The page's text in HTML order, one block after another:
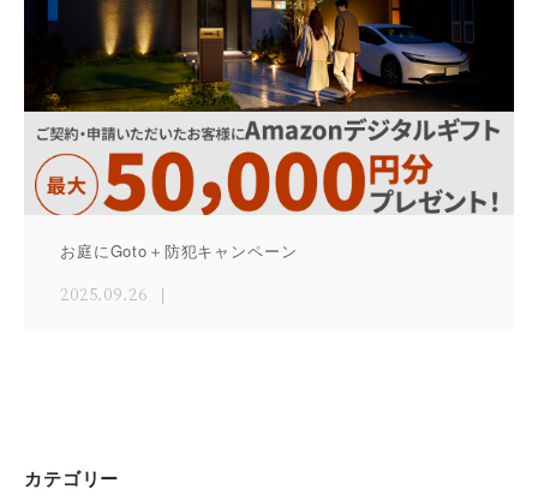
お庭にGoto＋防犯キャンペーン
2025.09.26
カテゴリー